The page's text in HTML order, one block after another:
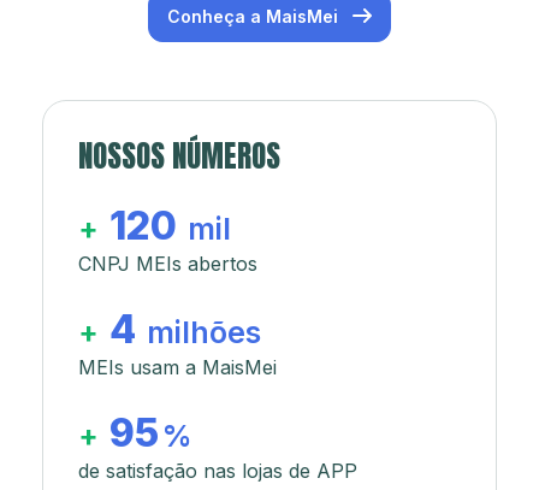
Conheça a MaisMei
NOSSOS NÚMEROS
+ 120 mil
CNPJ MEIs abertos
+ 4 milhões
MEIs usam a MaisMei
+ 95 %
de satisfação nas lojas de APP